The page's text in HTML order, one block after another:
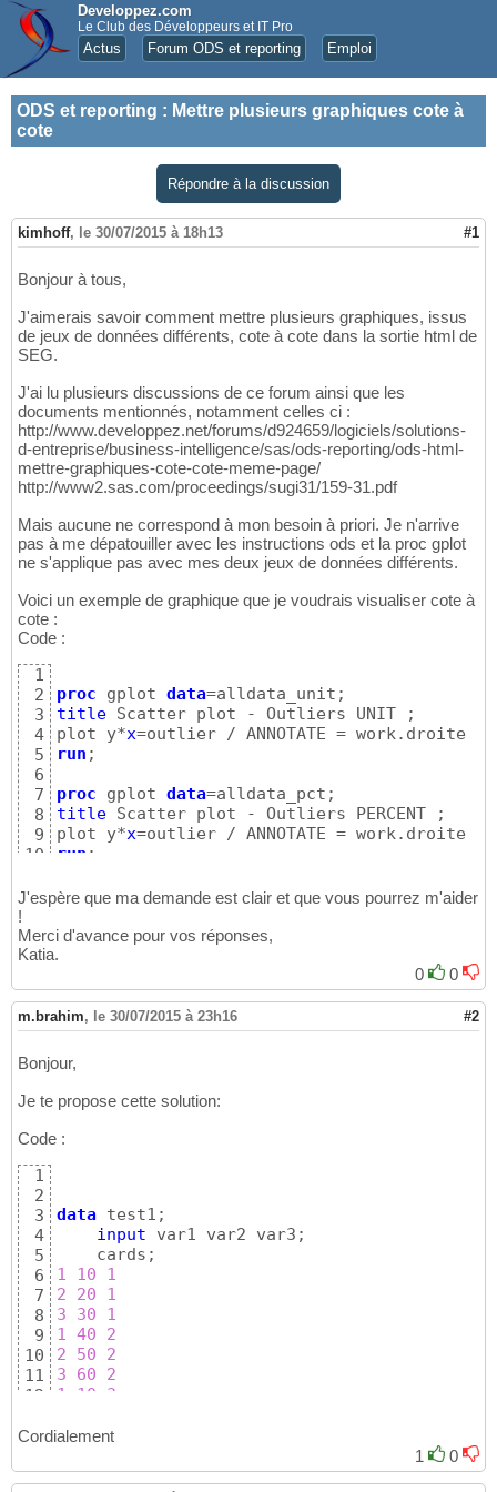
Developpez.com
Le Club des Développeurs et IT Pro
Actus Forum ODS et reporting Emploi
ODS et reporting : Mettre plusieurs graphiques cote à
cote
Répondre à la discussion
kimhoff, le 30/07/2015 à 18h13 #1
Bonjour à tous,
J'aimerais savoir comment mettre plusieurs graphiques, issus
de jeux de données différents, cote à cote dans la sortie html de
SEG.
J'ai lu plusieurs discussions de ce forum ainsi que les
documents mentionnés, notamment celles ci :
http://www.developpez.net/forums/d924659/logiciels/solutions-
d-entreprise/business-intelligence/sas/ods-reporting/ods-html-
mettre-graphiques-cote-cote-meme-page/
http://www2.sas.com/proceedings/sugi31/159-31.pdf
Mais aucune ne correspond à mon besoin à priori. Je n'arrive
pas à me dépatouiller avec les instructions ods et la proc gplot
ne s'applique pas avec mes deux jeux de données différents.
Voici un exemple de graphique que je voudrais visualiser cote à
cote :
Code :
1
2
3
4
5
6
7
8
9
10
proc gplot data
title Scatter plot - Outliers UNIT ;
plot y*x
run ;
proc gplot data
title Scatter plot - Outliers PERCENT ;
plot y*x
run ;
J'espère que ma demande est clair et que vous pourrez m'aider
!
Merci d'avance pour vos réponses,
Katia.
0
0
m.brahim, le 30/07/2015 à 23h16 #2
Bonjour,
Je te propose cette solution:
Code :
1
2
3
4
5
6
7
8
9
10
11
12
14
16
data test1;
input var1 var2 var3;
1
10
1
2
20
1
3
30
1
1 40
2
2
50
2
3
60
2
1
10
3
3 30 3
2 50 4
Cordialement
1
0